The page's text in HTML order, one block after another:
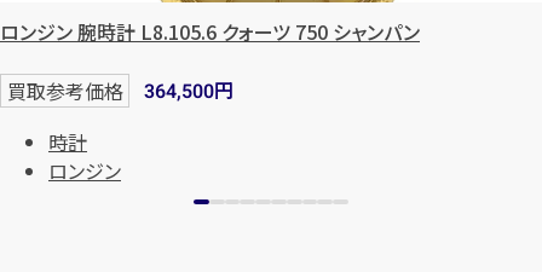
ロンジン 腕時計 L8.105.6 クォーツ 750 シャンパン
買取参考価格 364,500円
時計
ロンジン